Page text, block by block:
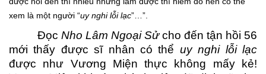
xem là một người “uy nghi lỗi lạc”…”.
Đọc Nho Lâm Ngoại Sửcho đến tận hồi 56
mới thấy được sĩ nhân có thể uy nghi lỗi lạc
được như Vương Miện thực không mấy kẻ!